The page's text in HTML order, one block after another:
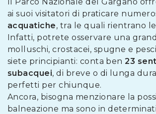
ai suoi visitatori di praticare
acquatiche, tra le quali rientrano
Infatti, potrete osservare una
molluschi, crostacei, spugne e
siete principianti: conta ben23
subacquei, di breve o di lunga
perfetti per chiunque.
Ancora, bisogna menzionare la
balneazione ma sono in